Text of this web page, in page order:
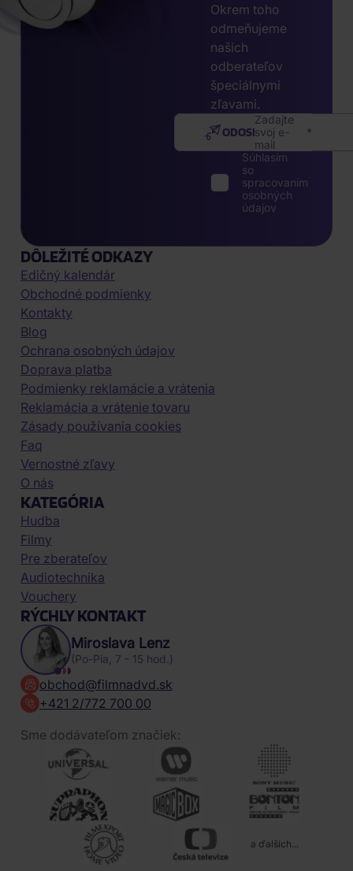
Okrem toho
odmeňujeme
našich
odberateľov
špeciálnymi
zľavami.
Zadajte
svoj e-
mail
ODOSLAŤ
Súhlasím
so
spracovaním
osobných
údajov
DÔLEŽITÉ ODKAZY
Edičný kalendár
Obchodné podmienky
Kontakty
Blog
Ochrana osobných údajov
Doprava platba
Podmienky reklamácie a vrátenia
Reklamácia a vrátenie tovaru
Zásady používania cookies
Faq
Vernostné zľavy
O nás
KATEGÓRIA
Hudba
Filmy
Pre zberateľov
Audiotechnika
Vouchery
RÝCHLY KONTAKT
Miroslava Lenz
(Po-Pia, 7 - 15 hod.)
obchod@filmnadvd.sk
+421 2/772 700 00
Sme dodávateľom značiek:
a ďalších...